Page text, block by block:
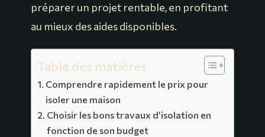
préparer un projet rentable, en profitant
au mieux des aides disponibles.
Table des matières
Comprendre rapidement le prix pour
isoler une maison
Choisir les bons travaux d’isolation en
fonction de son budget